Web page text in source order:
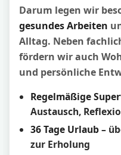
Darum legen wir
gesundes Arbeiten
Alltag. Neben
fördern wir auch
und persönliche
Regelmäßige
Austausch,
36 Tage Urlaub–
zur Erholung